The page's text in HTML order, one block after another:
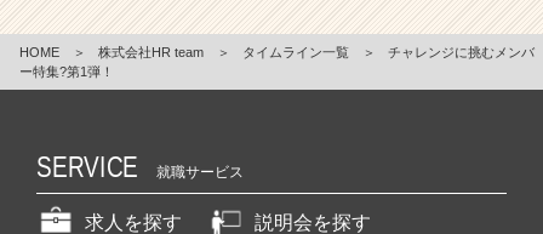
HOME ＞ 株式会社HR team ＞ タイムライン一覧 ＞
チャレンジに挑むメンバ
ー特集?第1弾！
SERVICE 就職サービス
求人を探す
説明会を探す